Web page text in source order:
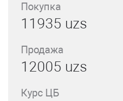
Покупка
11935 uzs
Продажа
12005 uzs
Курс ЦБ